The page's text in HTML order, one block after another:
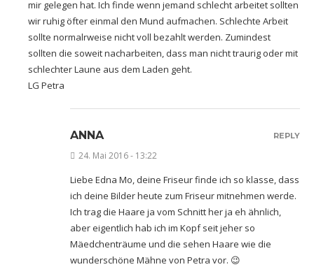
mir gelegen hat. Ich finde wenn jemand schlecht arbeitet sollten
wir ruhig öfter einmal den Mund aufmachen. Schlechte Arbeit
sollte normalrweise nicht voll bezahlt werden. Zumindest
sollten die soweit nacharbeiten, dass man nicht traurig oder mit
schlechter Laune aus dem Laden geht.
LG Petra
ANNA
24. Mai 2016 - 13:22
Liebe Edna Mo, deine Friseur finde ich so klasse, dass
ich deine Bilder heute zum Friseur mitnehmen werde.
Ich trag die Haare ja vom Schnitt her ja eh ähnlich,
aber eigentlich hab ich im Kopf seit jeher so
Mäedchenträume und die sehen Haare wie die
wunderschöne Mähne von Petra vor. 😉
REPLY